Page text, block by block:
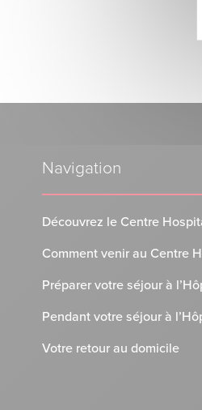
Navigation
Découvrez le Centre
Comment venir au Centre
Préparer votre séjour à
Pendant votre séjour à
Votre retour au domicile